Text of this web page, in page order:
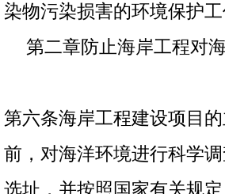
染物污染损害的环境保护工
第二章防止海岸工程对
第六条海岸工程建设项目
前，对海洋环境进行科学
选址，并按照国家有关规